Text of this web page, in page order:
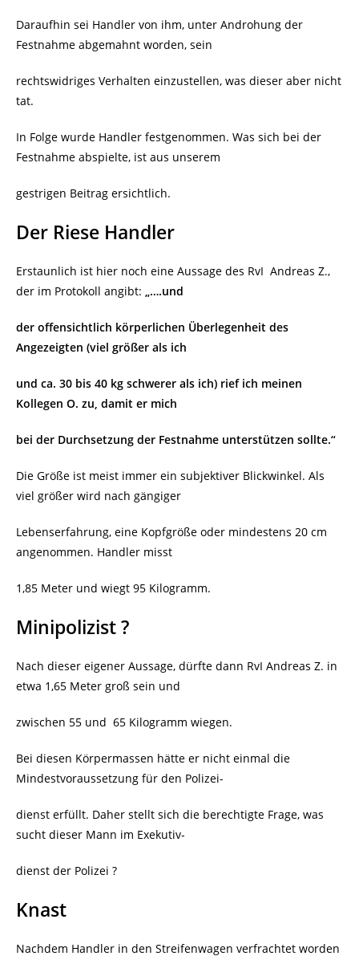
Daraufhin sei Handler von ihm, unter Androhung der
Festnahme abgemahnt worden, sein
rechtswidriges Verhalten einzustellen, was dieser aber nicht
tat.
In Folge wurde Handler festgenommen. Was sich bei der
Festnahme abspielte, ist aus unserem
gestrigen Beitrag ersichtlich.
Der Riese Handler
Erstaunlich ist hier noch eine Aussage des RvI Andreas Z.,
der im Protokoll angibt: „….und
der offensichtlich körperlichen Überlegenheit des
Angezeigten (viel größer als ich
und ca. 30 bis 40 kg schwerer als ich) rief ich meinen
Kollegen O. zu, damit er mich
bei der Durchsetzung der Festnahme unterstützen sollte.“
Die Größe ist meist immer ein subjektiver Blickwinkel. Als
viel größer wird nach gängiger
Lebenserfahrung, eine Kopfgröße oder mindestens 20 cm
angenommen. Handler misst
1,85 Meter und wiegt 95 Kilogramm.
Minipolizist ?
Nach dieser eigener Aussage, dürfte dann RvI Andreas Z. in
etwa 1,65 Meter groß sein und
zwischen 55 und 65 Kilogramm wiegen.
Bei diesen Körpermassen hätte er nicht einmal die
Mindestvoraussetzung für den Polizei-
dienst erfüllt. Daher stellt sich die berechtigte Frage, was
sucht dieser Mann im Exekutiv-
dienst der Polizei ?
Knast
Nachdem Handler in den Streifenwagen verfrachtet worden